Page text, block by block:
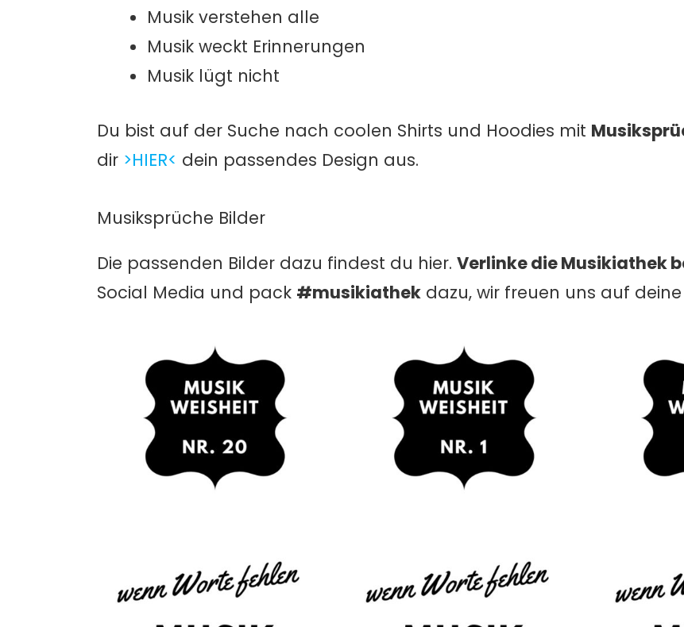
Musik verstehen alle
Musik weckt Erinnerungen
Musik lügt nicht
Du bist auf der Suche nach coolen Shirts und Hoodies mit
dir >HIER< dein passendes Design aus.
Musiksprüche Bilder
Die passenden Bilder dazu findest du hier. Verlinke die Musikiathek
Social Media und pack #musikiathek dazu, wir freuen uns auf